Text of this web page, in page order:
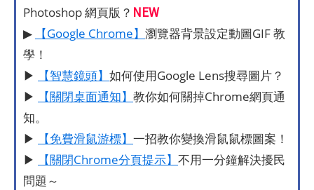
Photoshop 網頁版？ NEW
▶ 【Google Chrome】 瀏覽器背景設定動圖GIF 教
學！
▶
【智慧鏡頭】 如何使用Google Lens搜尋圖片？
▶
【關閉桌面通知】 教你如何關掉Chrome網頁通
知。
▶
【免費滑鼠游標】 一招教你變換滑鼠鼠標圖案！
▶
【關閉Chrome分頁提示】 不用一分鐘解決擾民
問題～